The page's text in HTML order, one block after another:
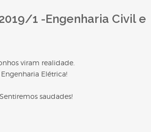
2019/1 -Engenharia Civil e
viram realidade.
Elétrica!
saudades!